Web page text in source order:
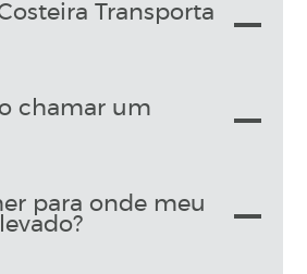
Transporta
chamar um
para onde meu